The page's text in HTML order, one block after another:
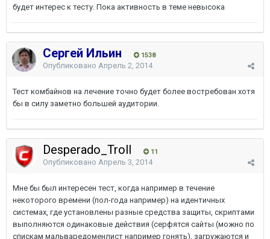
будет интерес к тесту. Пока активность в теме невысока
Сергей Ильин 1538
Опубликовано Апрель 2, 2014
Тест комбайнов на лечение точно будет более востребован хотя
бы в силу заметно большей аудитории.
Desperado_Troll 11
Опубликовано Апрель 3, 2014
Мне бы был интересен тест, когда например в течение
некоторого времени (пол-года например) на идентичных
системах, где установлены разные средства защиты, скриптами
выполняются одинаковые действия (серфятся сайты (можно по
спискам мальваредоменлист например гонять), загружаются и